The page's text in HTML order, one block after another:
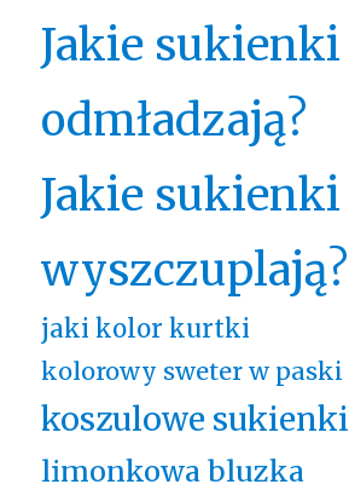
Jakie sukienki
odmładzają?
Jakie sukienki
wyszczuplają?
jaki kolor kurtki
kolorowy sweter w paski
koszulowe sukienki
limonkowa bluzka